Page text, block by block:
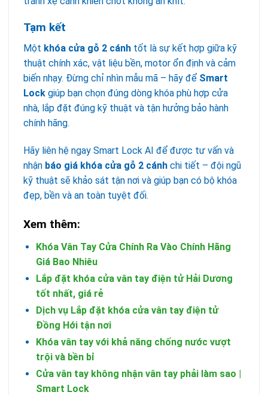
Tạm kết
Một khóa cửa gỗ 2 cánh tốt là sự kết hợp giữa kỹ
thuật chính xác, vật liệu bền, motor ổn định và cảm
biến nhạy. Đừng chỉ nhìn mẫu mã – hãy để Smart
Lock giúp bạn chọn đúng dòng khóa phù hợp cửa
nhà, lắp đặt đúng kỹ thuật và tận hưởng bảo hành
chính hãng.
Hãy liên hệ ngay Smart Lock AI để được tư vấn và
nhận báo giá khóa cửa gỗ 2 cánh chi tiết – đội ngũ
kỹ thuật sẽ khảo sát tận nơi và giúp bạn có bộ khóa
đẹp, bền và an toàn tuyệt đối.
Xem thêm:
Khóa Vân Tay Cửa Chính Ra Vào Chính Hãng
Giá Bao Nhiêu
Lắp đặt khóa cửa vân tay điện tử Hải Dương
tốt nhất, giá rẻ
Dịch vụ Lắp đặt khóa cửa vân tay điện tử
Đồng Hới tận nơi
Khóa vân tay với khả năng chống nước vượt
trội và bền bỉ
Cửa vân tay không nhận vân tay phải làm sao |
Smart Lock